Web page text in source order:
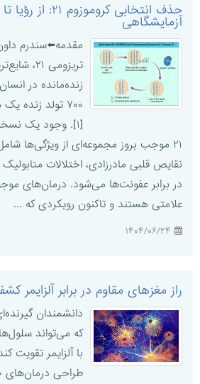
حذف انتخابی کروموزوم
آزمایشگاهی
تریزومی
زنده‌مانده در
۷۰۰ تولد زنده
[۱]. وجود یک
۲۱ موجب بروز مجموعه‌ای از ویژگی‌ها
نقایص قلبی مادرزادی، اختلالات
در برابر عفونت‌ها می‌شود. درمان‌های
علامتی هستند و تاکنون رویکردی که ...
راز مغزهای مقاوم در برابر آلزایمر
دانشمندان
که می‌تواند
با آلزایمر تقویت
طراحی درمان‌های